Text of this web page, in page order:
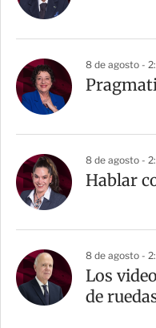
8 de agosto -
8 de agosto -
Hablar
8 de agosto -
Los
de